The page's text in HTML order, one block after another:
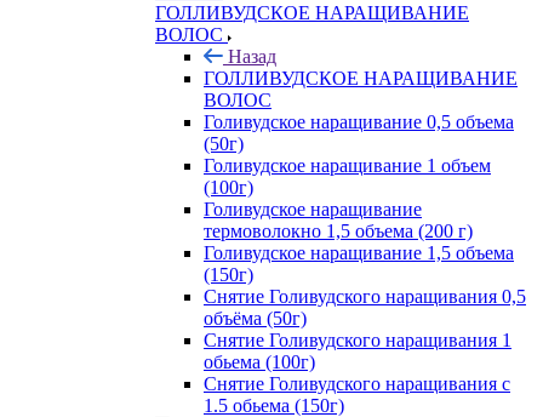
ГОЛЛИВУДСКОЕ НАРАЩИВАНИЕ
ВОЛОС
Назад
ГОЛЛИВУДСКОЕ НАРАЩИВАНИЕ
ВОЛОС
Голивудское наращивание 0,5 объема
(50г)
Голивудское наращивание 1 объем
(100г)
Голивудское наращивание
термоволокно 1,5 объема (200 г)
Голивудское наращивание 1,5 объема
(150г)
Снятие Голивудского наращивания 0,5
объёма (50г)
Снятие Голивудского наращивания 1
обьема (100г)
Снятие Голивудского наращивания с
1.5 обьема (150г)